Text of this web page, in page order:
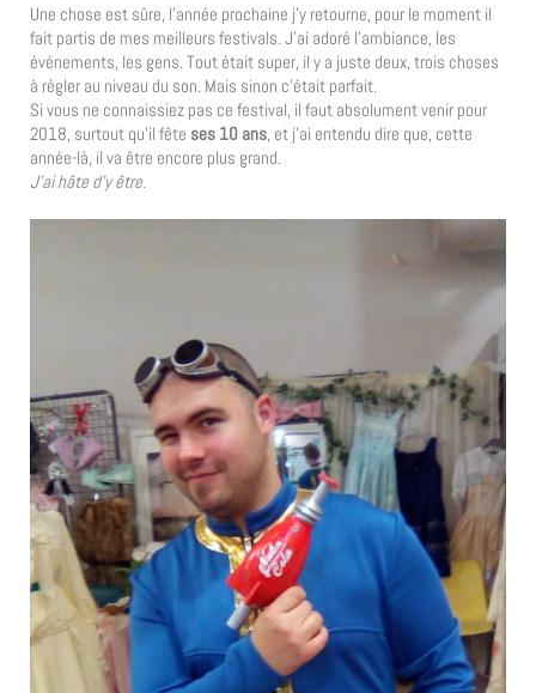
Une chose est sûre, l’année prochaine j’y retourne, pour le moment il
fait partis de mes meilleurs festivals. J’ai adoré l’ambiance, les
événements, les gens. Tout était super, il y a juste deux, trois choses
à régler au niveau du son. Mais sinon c’était parfait.
Si vous ne connaissiez pas ce festival, il faut absolument venir pour
2018, surtout qu’il fête ses 10 ans , et j’ai entendu dire que, cette
année-là, il va être encore plus grand.
J’ai hâte d’y être.